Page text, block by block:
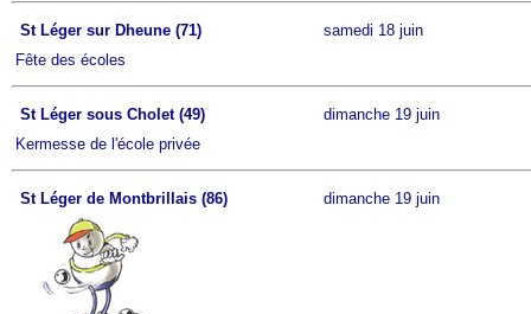
St Léger sur Dheune (71)
samedi 18 juin
Fête des écoles
St Léger sous Cholet (49)
dimanche 19 juin
Kermesse de l'école privée
St Léger de Montbrillais (86) dimanche 19 juin